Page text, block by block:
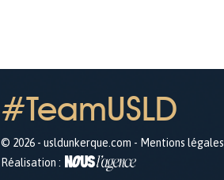
#TeamUSLD
© 2026 - usldunkerque.com - Mentions légales
Réalisation :